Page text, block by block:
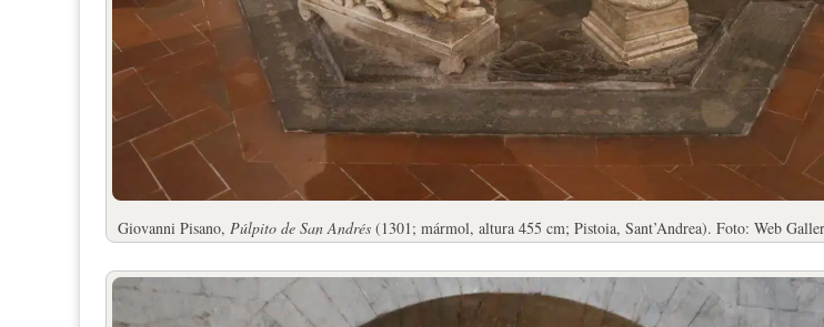
Giovanni Pisano, Púlpito de San Andrés (1301; mármol, altura 455 cm; Pistoia, Sant’Andrea). Foto: Web